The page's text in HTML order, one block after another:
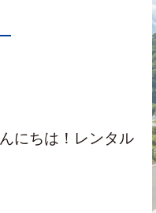
レンタル